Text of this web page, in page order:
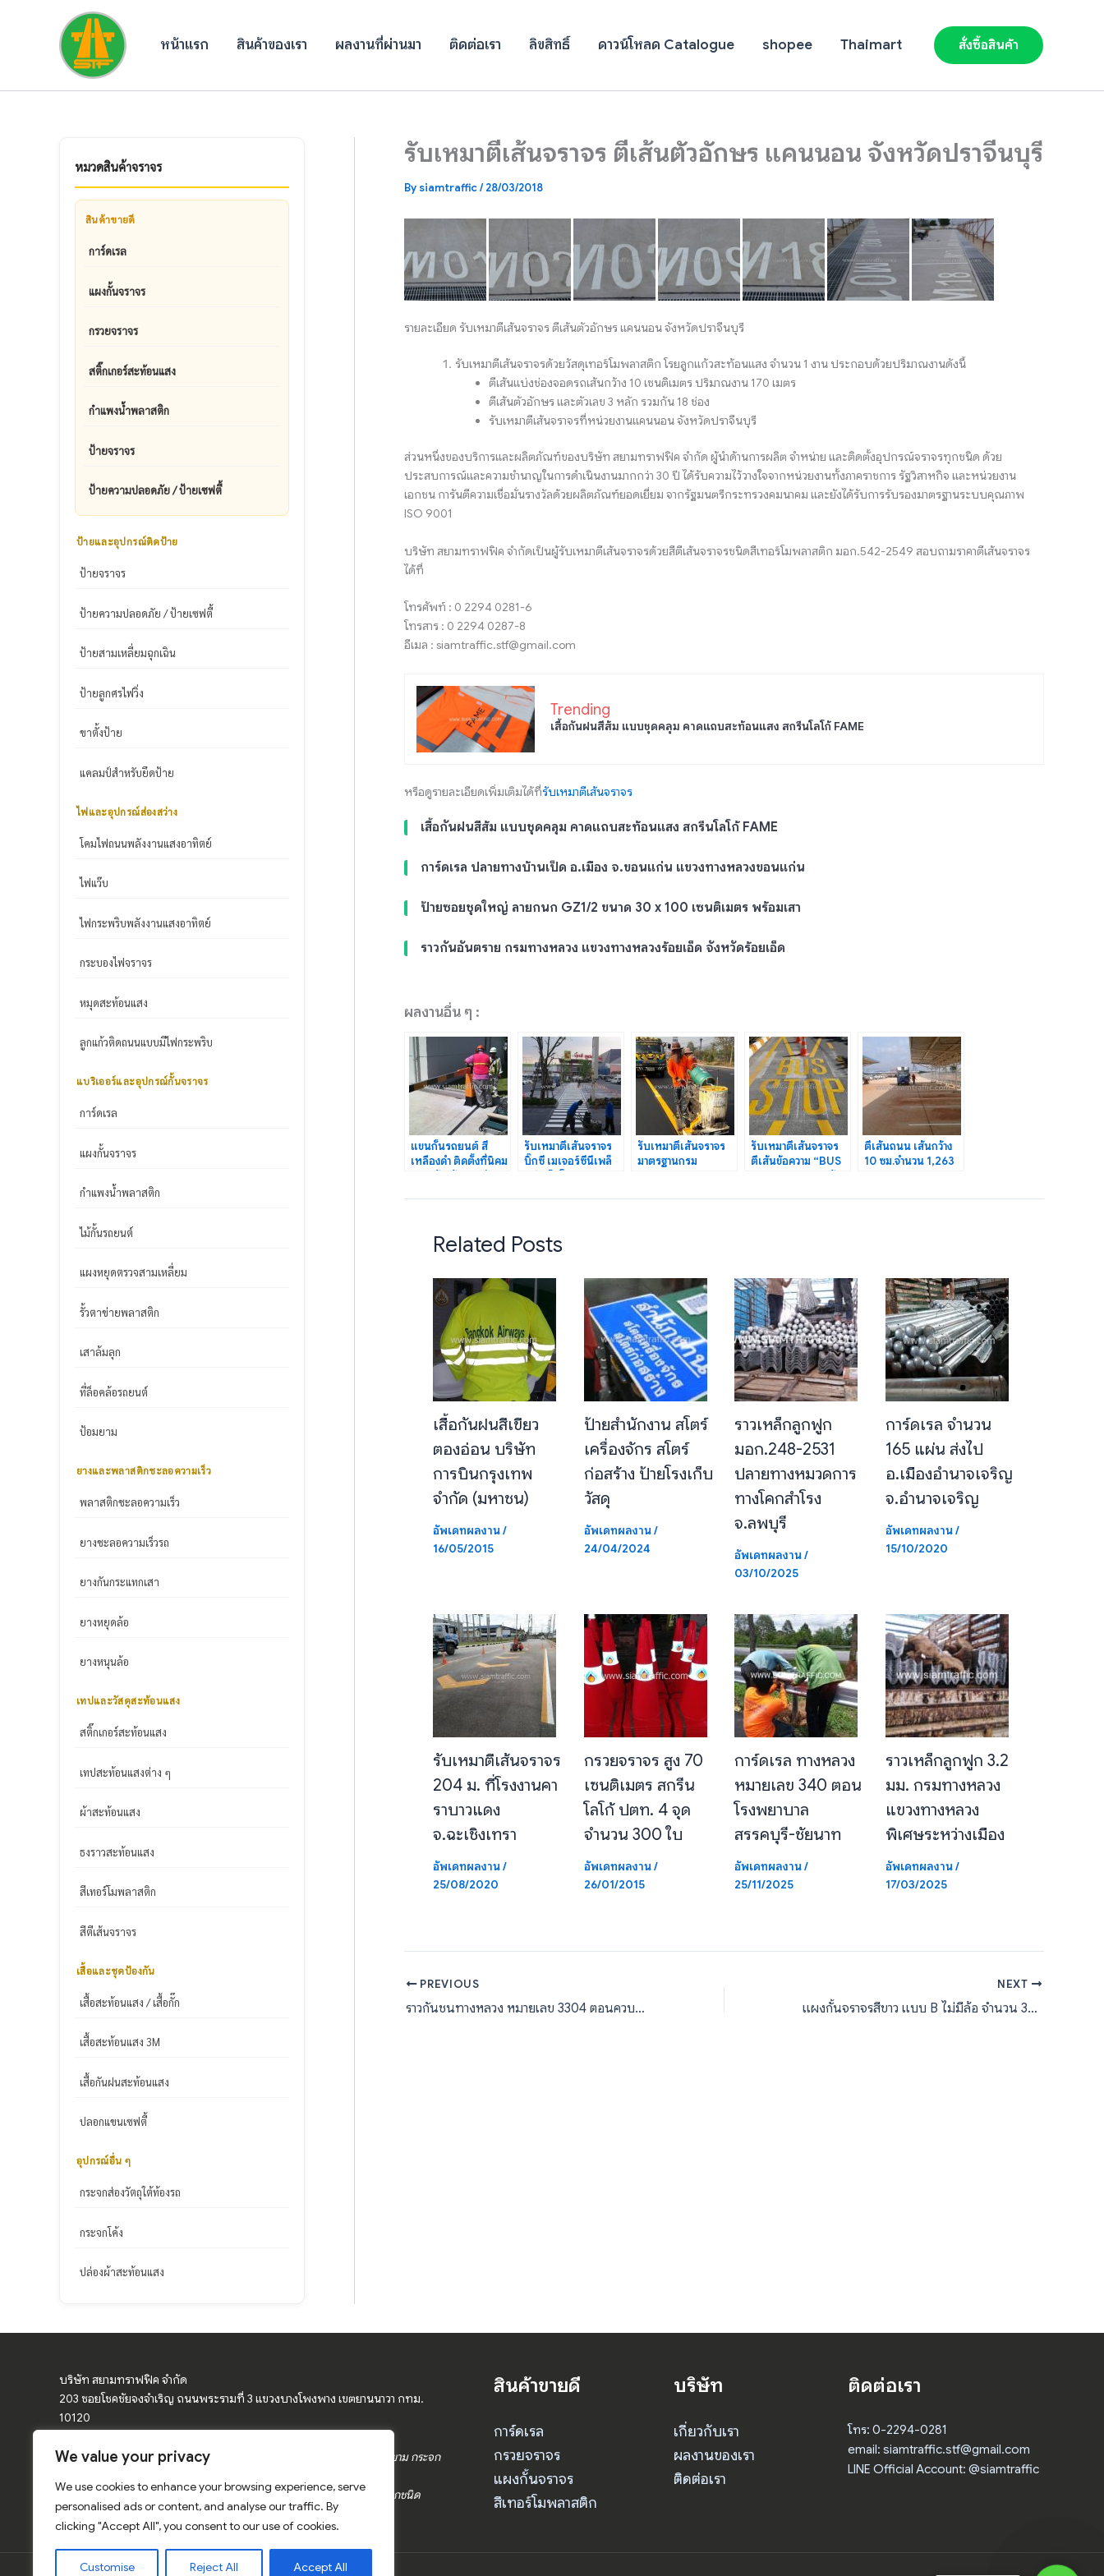
We value your privacy
We use cookies to enhance your browsing experience, serve
personalised ads or content, and analyse our traffic. By
clicking "Accept All", you consent to our use of cookies.
Customise Reject All Accept All
หน้าแรก สินค้าของเรา ผลงานที่ผ่านมา ติดต่อเรา ลิขสิทธิ์ ดาวน์โหลด Catalogue shopee Thaimart สั่งซื้อสินค้า
หมวดสินค้าจราจร
สินค้าขายดี
การ์ดเรล
แผงกั้นจราจร
กรวยจราจร
สติ๊กเกอร์สะท้อนแสง
กำแพงน้ำพลาสติก
ป้ายจราจร
ป้ายความปลอดภัย / ป้ายเซฟตี้
ป้ายและอุปกรณ์ติดป้าย
ป้ายจราจร
ป้ายความปลอดภัย / ป้ายเซฟตี้
ป้ายสามเหลี่ยมฉุกเฉิน
ป้ายลูกศรไฟวิ่ง
ขาตั้งป้าย
แคลมป์สำหรับยึดป้าย
ไฟและอุปกรณ์ส่องสว่าง
โคมไฟถนนพลังงานแสงอาทิตย์
ไฟแว๊บ
ไฟกระพริบพลังงานแสงอาทิตย์
กระบองไฟจราจร
หมุดสะท้อนแสง
ลูกแก้วติดถนนแบบมีไฟกระพริบ
แบริเออร์และอุปกรณ์กั้นจราจร
การ์ดเรล
แผงกั้นจราจร
กำแพงน้ำพลาสติก
ไม้กั้นรถยนต์
แผงหยุดตรวจสามเหลี่ยม
รั้วตาข่ายพลาสติก
เสาล้มลุก
ที่ล็อคล้อรถยนต์
ป้อมยาม
ยางและพลาสติกชะลอความเร็ว
พลาสติกชะลอความเร็ว
ยางชะลอความเร็วรถ
ยางกันกระแทกเสา
ยางหยุดล้อ
ยางหนุนล้อ
เทปและวัสดุสะท้อนแสง
สติ๊กเกอร์สะท้อนแสง
เทปสะท้อนแสงต่าง ๆ
ผ้าสะท้อนแสง
ธงราวสะท้อนแสง
สีเทอร์โมพลาสติก
สีตีเส้นจราจร
เสื้อและชุดป้องกัน
เสื้อสะท้อนแสง / เสื้อกั๊ก
เสื้อสะท้อนแสง 3M
เสื้อกันฝนสะท้อนแสง
ปลอกแขนเซฟตี้
อุปกรณ์อื่น ๆ
กระจกส่องวัตถุใต้ท้องรถ
กระจกโค้ง
ปล่องผ้าสะท้อนแสง
รับเหมาตีเส้นจราจร ตีเส้นตัวอักษร แคนนอน จังหวัดปราจีนบุรี
By siamtraffic/28/03/2018
รายละเอียด รับเหมาตีเส้นจราจร ตีเส้นตัวอักษร แคนนอน จังหวัดปราจีนบุรี
รับเหมาตีเส้นจราจรด้วยวัสดุเทอร์โมพลาสติก โรยลูกแก้วสะท้อนแสง จำนวน 1 งาน ประกอบด้วยปริมาณงานดังนี้
ตีเส้นแบ่งช่องจอดรถเส้นกว้าง 10 เซนติเมตร ปริมาณงาน 170 เมตร
ตีเส้นตัวอักษร และตัวเลข 3 หลัก รวมกัน 18 ช่อง
รับเหมาตีเส้นจราจรที่หน่วยงานแคนนอน จังหวัดปราจีนบุรี
ส่วนหนึ่งของบริการและผลิตภัณฑ์ของบริษัท สยามทราฟฟิค จำกัด ผู้นำด้านการผลิต จำหน่าย และติดตั้งอุปกรณ์จราจรทุกชนิด ด้วย
ประสบการณ์และความชำนาญในการดำเนินงานมากกว่า 30 ปี ได้รับความไว้วางใจจากหน่วยงานทั้งภาคราชการ รัฐวิสาหกิจ และหน่วยงาน
เอกชน การันตีความเชื่อมั่นรางวัลด้วยผลิตภัณฑ์ยอดเยี่ยม จากรัฐมนตรีกระทรวงคมนาคม และยังได้รับการรับรองมาตรฐานระบบคุณภาพ
ISO 9001
บริษัท สยามทราฟฟิค จำกัดเป็นผู้รับเหมาตีเส้นจราจรด้วยสีตีเส้นจราจรชนิดสีเทอร์โมพลาสติก มอก.542-2549 สอบถามราคาตีเส้นจราจร
ได้ที่
โทรศัพท์ : 0 2294 0281-6
โทรสาร : 0 2294 0287-8
อีเมล : siamtraffic.stf@gmail.com
Trending
เสื้อกันฝนสีส้ม แบบชุดคลุม คาดแถบสะท้อนแสง สกรีนโลโก้ FAME
หรือดูรายละเอียดเพิ่มเติมได้ที่รับเหมาตีเส้นจราจร
เสื้อกันฝนสีส้ม แบบชุดคลุม คาดแถบสะท้อนแสง สกรีนโลโก้ FAME
การ์ดเรล ปลายทางบ้านเป็ด อ.เมือง จ.ขอนแก่น แขวงทางหลวงขอนแก่น
ป้ายซอยชุดใหญ่ ลายกนก GZ1/2 ขนาด 30 x 100 เซนติเมตร พร้อมเสา
ราวกันอันตราย กรมทางหลวง แขวงทางหลวงร้อยเอ็ด จังหวัดร้อยเอ็ด
ผลงานอื่น ๆ :
แขนกั้นรถยนต์ สี
เหลืองดำ ติดตั้งที่นิคม
รับเหมาตีเส้นจราจร
บิ๊กซี เมเจอร์ซีนีเพล็
รับเหมาตีเส้นจราจร
มาตรฐานกรม
รับเหมาตีเส้นจราจร
ตีเส้นข้อความ “BUS
ตีเส้นถนน เส้นกว้าง
10 ซม.จำนวน 1,263
Related Posts
เสื้อกันฝนสีเขียว
ตองอ่อน บริษัท
การบินกรุงเทพ
จำกัด (มหาชน)
อัพเดทผลงาน/
16/05/2015
ป้ายสำนักงาน สโตร์
เครื่องจักร สโตร์
ก่อสร้าง ป้ายโรงเก็บ
วัสดุ
อัพเดทผลงาน/
24/04/2024
ราวเหล็กลูกฟูก
มอก.248-2531
ปลายทางหมวดการ
ทางโคกสำโรง
จ.ลพบุรี
อัพเดทผลงาน/
03/10/2025
การ์ดเรล จำนวน
165 แผ่น ส่งไป
อ.เมืองอำนาจเจริญ
จ.อำนาจเจริญ
อัพเดทผลงาน/
15/10/2020
รับเหมาตีเส้นจราจร
204 ม. ที่โรงงานคา
ราบาวแดง
จ.ฉะเชิงเทรา
อัพเดทผลงาน/
25/08/2020
กรวยจราจร สูง 70
เซนติเมตร สกรีน
โลโก้ ปตท. 4 จุด
จำนวน 300 ใบ
อัพเดทผลงาน/
26/01/2015
การ์ดเรล ทางหลวง
หมายเลข 340 ตอน
โรงพยาบาล
สรรคบุรี-ชัยนาท
อัพเดทผลงาน/
25/11/2025
ราวเหล็กลูกฟูก 3.2
มม. กรมทางหลวง
แขวงทางหลวง
พิเศษระหว่างเมือง
อัพเดทผลงาน/
17/03/2025
PREVIOUS
ราวกันชนทางหลวง หมายเลข 3304 ตอนควบคุม 0100 ตอน บ้านโพธิ์-แปลงยาว
NEXT
แผงกั้นจราจรสีขาว แบบ B ไม่มีล้อ จำนวน 30 แผง SIXT rent a car
บริษัท สยามทราฟฟิค จำกัด
203 ซอยโชคชัยจงจำเริญ ถนนพระรามที่ 3 แขวงบางโพงพาง เขตยานนาวา กทม.
10120
จำหน่ายอุปกรณ์จราจร ป้ายจราจร ป้ายเตือน กรวยจราจร แผงกั้นจราจร ป้อมยาม กระจก
การ์ดเรล ป้ายเซฟตี้ สีเทอร์โมพลาสติก สติ๊กเกอร์สะท้อนแสง อุปกรณ์จราจรทุกชนิด
สินค้าขายดี
การ์ดเรล
กรวยจราจร
แผงกั้นจราจร
สีเทอร์โมพลาสติก
บริษัท
เกี่ยวกับเรา
ผลงานของเรา
ติดต่อเรา
ติดต่อเรา
โทร: 0-2294-0281
email: siamtraffic.stf@gmail.com
LINE Official Account: @siamtraffic